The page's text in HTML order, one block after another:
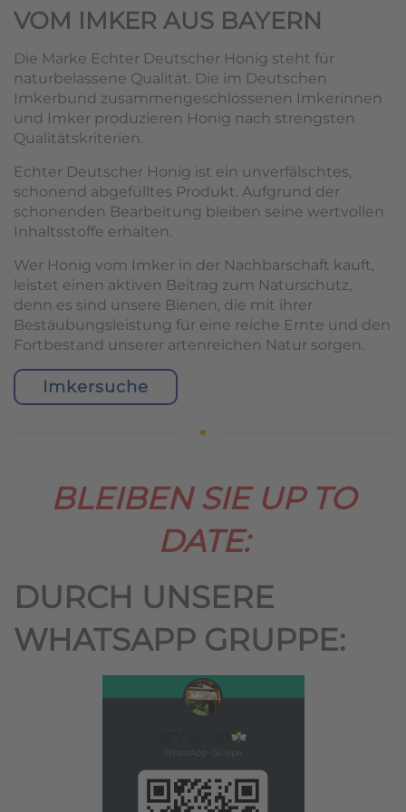
VOM IMKER AUS BAYERN
Die Marke Echter Deutscher Honig steht für
naturbelassene Qualität. Die im Deutschen
Imkerbund zusammengeschlossenen Imkerinnen
und Imker produzieren Honig nach strengsten
Qualitätskriterien.
Echter Deutscher Honig ist ein unverfälschtes,
schonend abgefülltes Produkt. Aufgrund der
schonenden Bearbeitung bleiben seine wertvollen
Inhaltsstoffe erhalten.
Wer Honig vom Imker in der Nachbarschaft kauft,
leistet einen aktiven Beitrag zum Naturschutz,
denn es sind unsere Bienen, die mit ihrer
Bestäubungsleistung für eine reiche Ernte und den
Fortbestand unserer artenreichen Natur sorgen.
Imkersuche
BLEIBEN SIE UP TO
DATE:
DURCH UNSERE
WHATSAPP GRUPPE: